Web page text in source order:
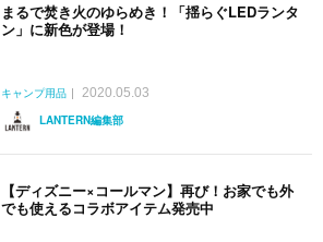
まるで焚き火のゆらめき！「揺らぐLEDランタ
ン」に新色が登場！
キャンプ用品
2020.05.03
LANTERN編集部
【ディズニー×コールマン】再び！お家でも外
でも使えるコラボアイテム発売中